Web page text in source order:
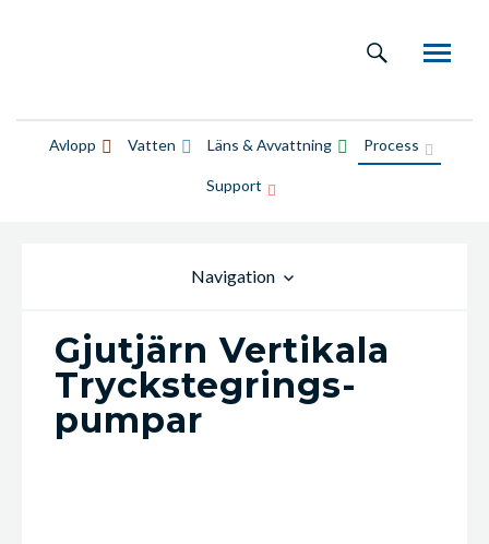
Avlopp Vatten Läns & Avvattning Process
Support
Navigation
Gjutjärn Vertikala
Tryckstegrings­
pumpar